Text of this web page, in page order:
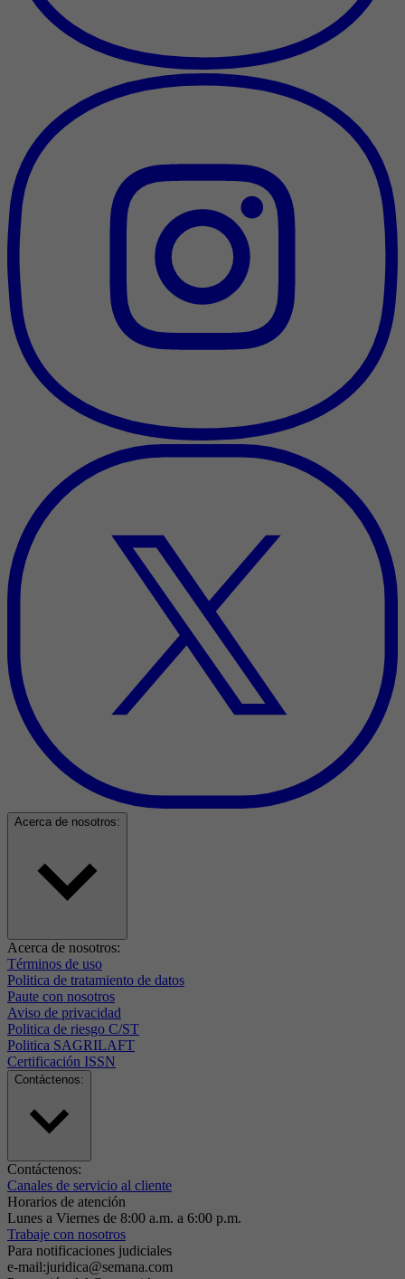
Acerca de nosotros:
Acerca de nosotros:
Términos de uso
Politica de tratamiento de datos
Paute con nosotros
Aviso de privacidad
Politica de riesgo C/ST
Politica SAGRILAFT
Certificación ISSN
Contáctenos:
Contáctenos:
Canales de servicio al cliente
Horarios de atención
Lunes a Viernes de 8:00 a.m. a 6:00 p.m.
Trabaje con nosotros
Para notificaciones judiciales
e-mail:juridica@semana.com